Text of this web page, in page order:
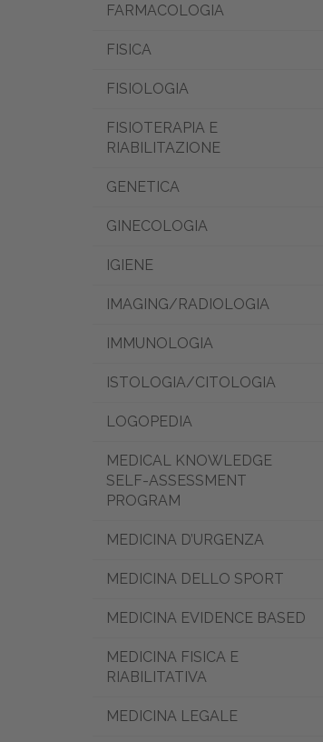
FARMACOLOGIA
FISICA
FISIOLOGIA
FISIOTERAPIA E
RIABILITAZIONE
GENETICA
GINECOLOGIA
IGIENE
IMAGING/RADIOLOGIA
IMMUNOLOGIA
ISTOLOGIA/CITOLOGIA
LOGOPEDIA
MEDICAL KNOWLEDGE
SELF-ASSESSMENT
PROGRAM
MEDICINA D’URGENZA
MEDICINA DELLO SPORT
MEDICINA EVIDENCE BASED
MEDICINA FISICA E
RIABILITATIVA
MEDICINA LEGALE